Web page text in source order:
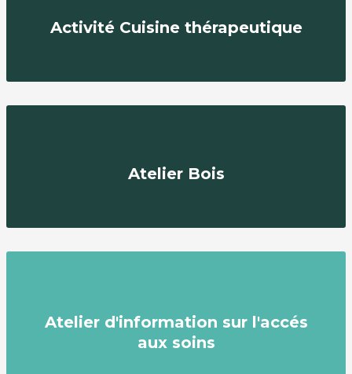
Activité Cuisine thérapeutique
Atelier Bois
Atelier d'information sur l'accés
aux soins